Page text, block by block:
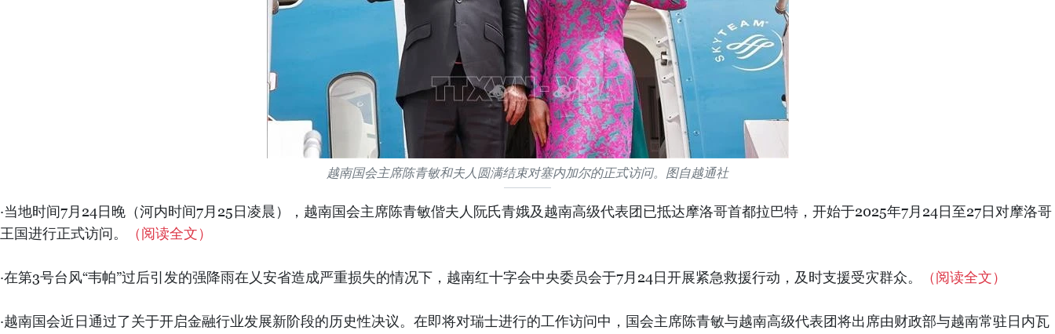
越南国会主席陈青敏和夫人圆满结束对塞内加尔的正式访问。图自越通社
·当地时间7月24日晚（河内时间7月25日凌晨），越南国会主席陈青敏偕夫人阮氏青娥及越南高级代表团已抵达摩洛哥首都拉巴特，开始于2025年7月24日至27日对摩洛哥
王国进行正式访问。
（阅读全文）
·在第3号台风“韦帕”过后引发的强降雨在乂安省造成严重损失的情况下，越南红十字会中央委员会于7月24日开展紧急救援行动，及时支援受灾群众。 （阅读全文）
·越南国会近日通过了关于开启金融行业发展新阶段的历史性决议。在即将对瑞士进行的工作访问中，国会主席陈青敏与越南高级代表团将出席由财政部与越南常驻日内瓦